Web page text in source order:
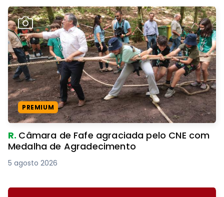
PREMIUM
R. Câmara de Fafe agraciada pelo CNE com
Medalha de Agradecimento
5 agosto 2026